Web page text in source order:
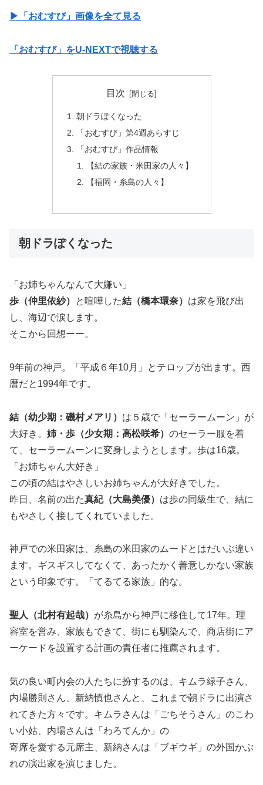
▶︎「おむすび」画像を全て見る
「おむすび」をU-NEXTで視聴する
目次
朝ドラぽくなった
「おむすび」第4週あらすじ
「おむすび」作品情報
【結の家族・米田家の人々】
【福岡・糸島の人々】
朝ドラぽくなった
「お姉ちゃんなんて大嫌い」
歩（仲里依紗）
と喧嘩した結（橋本環奈） は家を飛び出
し、海辺で涙します。
そこから回想ーー。
9年前の神戸。「平成６年10月」とテロップが出ます。西
暦だと1994年です。
結（幼少期：磯村メアリ） は５歳で「セーラームーン」が
大好き。 姉・歩（少女期：高松咲希） のセーラー服を着
て、セーラームーンに変身しようとします。歩は16歳。
「お姉ちゃん大好き」
この頃の結はやさしいお姉ちゃんが大好きでした。
昨日、名前の出た真紀（大島美優） は歩の同級生で、結に
もやさしく接してくれていました。
神戸での米田家は、糸島の米田家のムードとはだいぶ違い
ます。ギスギスしてなくて、あったかく善意しかない家族
という印象です。「てるてる家族」的な。
聖人（北村有起哉） が糸島から神戸に移住して17年。理
容室を営み、家族もできて、街にも馴染んで、商店街にア
ーケードを設置する計画の責任者に推薦されます。
気の良い町内会の人たちに扮するのは、キムラ緑子さん、
内場勝則さん、新納慎也さんと、これまで朝ドラに出演さ
れてきた方々です。キムラさんは「ごちそうさん」のこわ
い小姑、内場さんは「わろてんか」の
寄席を愛する元席主、新納さんは「ブギウギ」の外国かぶ
れの演出家を演じました。